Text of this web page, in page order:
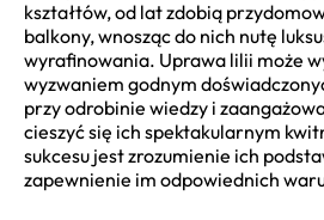
kształtów, od lat zdobią
balkony, wnosząc do nich nutę
wyrafinowania. Uprawa lilii może
wyzwaniem godnym
przy odrobinie wiedzy i
cieszyć się ich spektakularnym
sukcesu jest zrozumienie ich
zapewnienie im odpowiednich